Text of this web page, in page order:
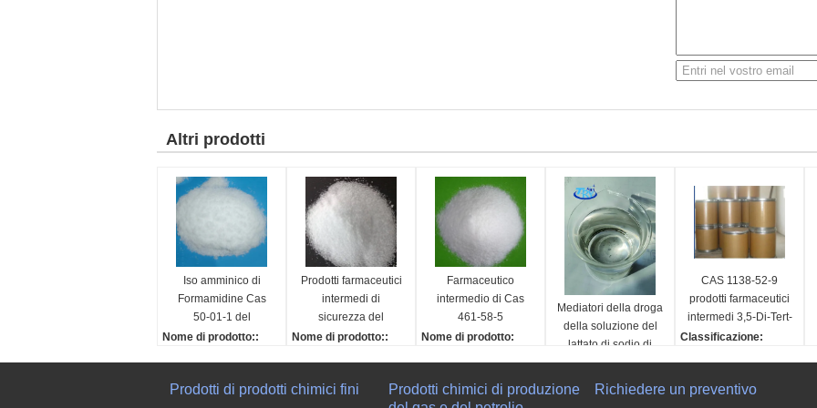
Altri prodotti
Iso amminico di
Formamidine Cas
50-01-1 del
cloridrato della
Nome di prodotto::
ormamidine, cloruro di
Prodotti farmaceutici
intermedi di
sicurezza del
carbonato della
Nome di prodotto::
CAS NO::
Farmaceutico
intermedio di Cas
461-58-5
Dicyandiamide
Nome di prodotto:
Codice:
Mediatori della droga
della soluzione del
lattato di sodio di
Cas 312-85-6
Classificazione:
Prodotti farmaceutici int
CAS 1138-52-9
prodotti farmaceutici
intermedi 3,5-Di-Tert-
Butylphenol
Classificazione:
Nome:
Prodotti di prodotti chimici fini
Prodotti chimici di produzione
Richiedere un preventivo